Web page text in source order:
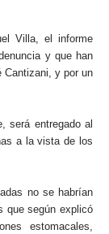
Villa, el informe
y que han
Cantizani, y por un
será entregado al
a la vista de los
no se habrían
según explicó
estomacales,